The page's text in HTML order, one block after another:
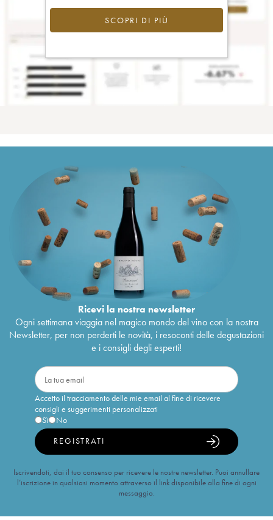
SCOPRI DI PIÙ
Ricevi la nostra newsletter
Ogni settimana viaggia nel magico mondo del vino con la nostra
Newsletter, per non perderti le novità, i resoconti delle degustazioni
e i consigli degli esperti!
Accetto il tracciamento delle mie email al fine di ricevere
consigli e suggerimenti personalizzati
Sì
No
REGISTRATI
Iscrivendoti, dai il tuo consenso per ricevere le nostre newsletter. Puoi annullare
l’iscrizione in qualsiasi momento attraverso il link disponibile alla fine di ogni
messaggio.